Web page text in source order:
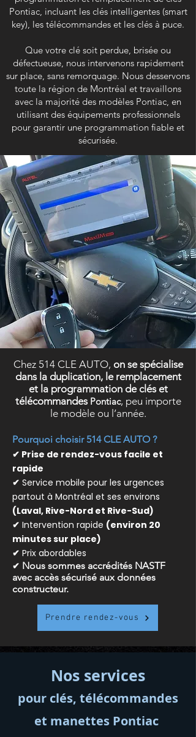
Pontiac, incluant les clés intelligentes (smart
key), les télécommandes et les clés à puce.
Que votre clé soit perdue, brisée ou
défectueuse, nous intervenons rapidement
sur place, sans remorquage. Nous desservons
toute la région de Montréal et travaillons
avec la majorité des modèles Pontiac, en
utilisant des équipements professionnels
pour garantir une programmation fiable et
sécurisée.
Chez 514 CLE AUTO, on se spécialise
dans la duplication, le remplacement
et la programmation de clés et
télécommandes Pontiac, peu importe
le modèle ou l’année.
Pourquoi choisir 514 CLE AUTO ?
✔ Prise de rendez-vous facile et
rapide
✔ Service mobile pour les urgences
partout à Montréal et ses environs
(Laval, Rive-Nord et Rive-Sud)
✔ Intervention rapide (environ 20
minutes sur place)
✔ Prix abordables
✔ Nous sommes accrédités NASTF
avec accès sécurisé aux données
constructeur.
Prendre rendez-vous
Nos services
pour clés, télécommandes
et manettes Pontiac